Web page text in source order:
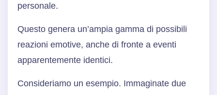
personale.
Questo genera un’ampia gamma di possibili
reazioni emotive, anche di fronte a eventi
apparentemente identici.
Consideriamo un esempio. Immaginate due